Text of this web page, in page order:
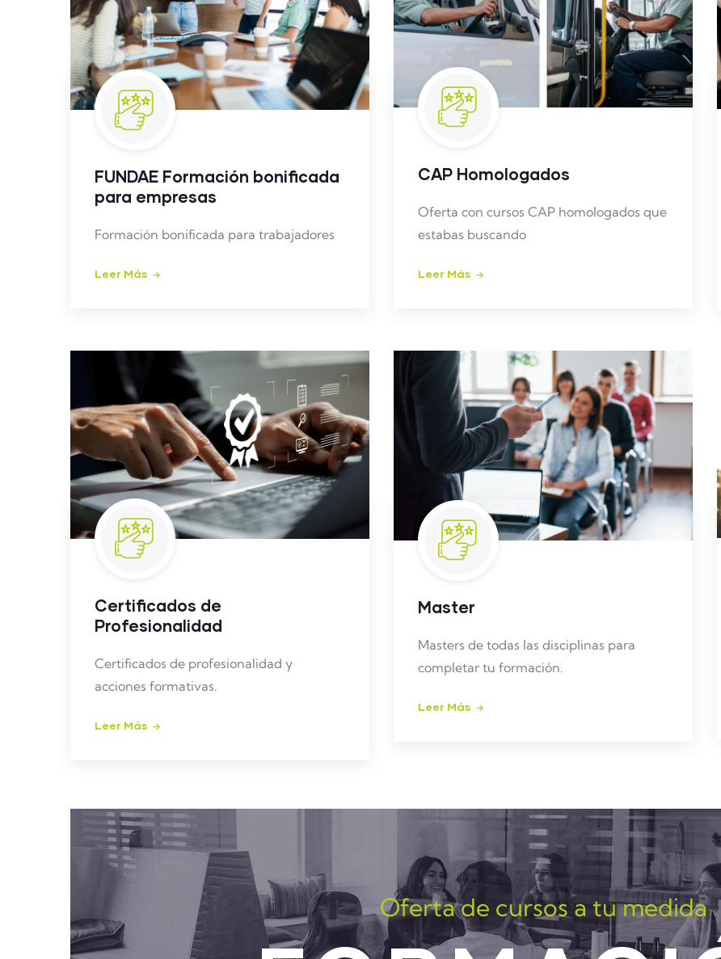
FUNDAE Formación bonificada
para empresas
Formación bonificada para trabajadores
Leer Más
CAP Homologados
Oferta con cursos CAP homologados que
estabas buscando
Leer Más
Certificados de
Profesionalidad
Certificados de profesionalidad y
acciones formativas.
Leer Más
Master
Masters de todas las disciplinas para
completar tu formación.
Leer Más
Oferta de cursos a tu medida